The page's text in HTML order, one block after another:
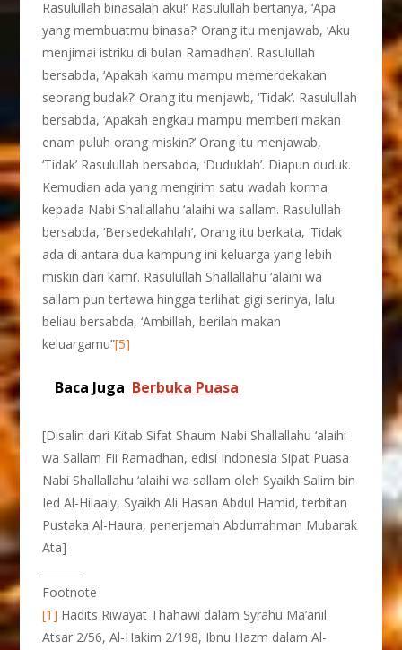
Rasulullah binasalah aku!’ Rasulullah bertanya, ‘Apa
yang membuatmu binasa?’ Orang itu menjawab, ‘Aku
menjimai istriku di bulan Ramadhan’. Rasulullah
bersabda, ‘Apakah kamu mampu memerdekakan
seorang budak?’ Orang itu menjawb, ‘Tidak’. Rasulullah
bersabda, ‘Apakah engkau mampu memberi makan
enam puluh orang miskin?’ Orang itu menjawab,
‘Tidak’ Rasulullah bersabda, ‘Duduklah’. Diapun duduk.
Kemudian ada yang mengirim satu wadah korma
kepada Nabi Shallallahu ‘alaihi wa sallam. Rasulullah
bersabda, ‘Bersedekahlah’, Orang itu berkata, ‘Tidak
ada di antara dua kampung ini keluarga yang lebih
miskin dari kami’. Rasulullah Shallallahu ‘alaihi wa
sallam pun tertawa hingga terlihat gigi serinya, lalu
beliau bersabda, ‘Ambillah, berilah makan
keluargamu”[5]
Baca Juga Berbuka Puasa
[Disalin dari Kitab Sifat Shaum Nabi Shallallahu ‘alaihi
wa Sallam Fii Ramadhan, edisi Indonesia Sipat Puasa
Nabi Shallallahu ‘alaihi wa sallam oleh Syaikh Salim bin
Ied Al-Hilaaly, Syaikh Ali Hasan Abdul Hamid, terbitan
Pustaka Al-Haura, penerjemah Abdurrahman Mubarak
Ata]
Footnote
[1] Hadits Riwayat Thahawi dalam Syrahu Ma’anil
Atsar 2/56, Al-Hakim 2/198, Ibnu Hazm dalam Al-